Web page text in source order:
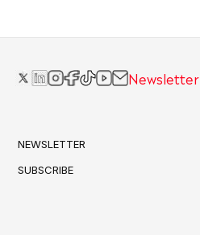
Newsletter
NEWSLETTER
SUBSCRIBE